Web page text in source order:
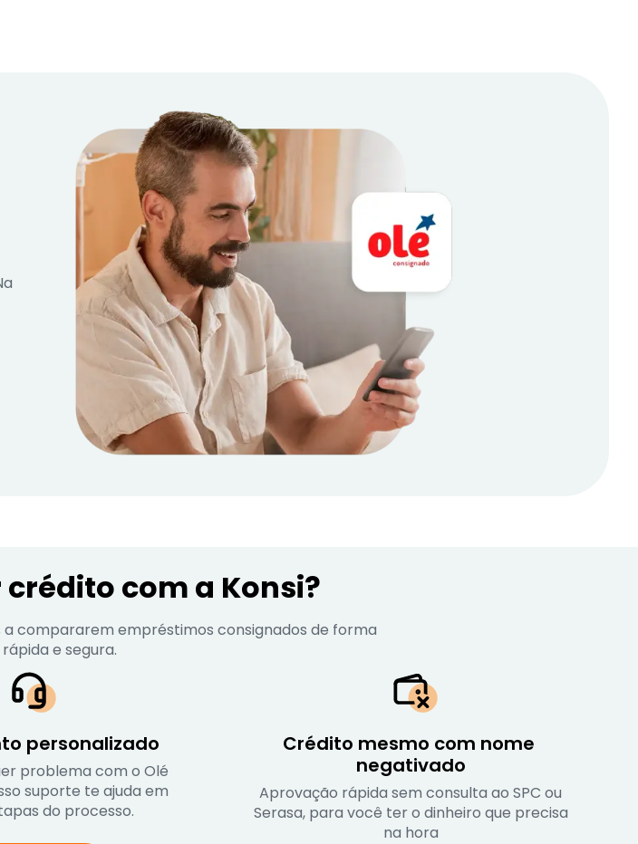
com a Konsi?
compararem empréstimos consignados de forma
e segura.
personalizado
problema com o Olé
suporte te ajuda em
do processo.
Crédito mesmo com nome
negativado
Aprovação rápida sem consulta ao SPC ou
Serasa, para você ter o dinheiro que precisa
na hora